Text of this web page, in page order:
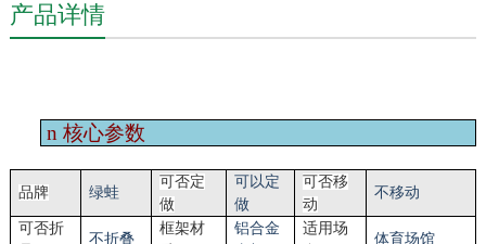
产品详情
n 核心参数
品牌 绿蛙
可否定
做
可以定
做
可否移
动
不移动
可否折
不折叠
框架材
铝合金
适用场
体育场馆